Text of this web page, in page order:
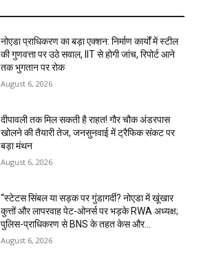
नोएडा प्राधिकरण का बड़ा एक्शन: निर्माण कार्यों में स्टील
की गुणवत्ता पर उठे सवाल, IIT से होगी जांच, रिपोर्ट आने
तक भुगतान पर रोक
August 6, 2026
दीपावली तक मिल सकती है राहत! गौर चौक अंडरपास
खोलने की तैयारी तेज, जनसुनवाई में ट्रैफिक संकट पर
बड़ा मंथन
August 6, 2026
“स्टेटस सिंबल या सड़क पर गुंडागर्दी? नोएडा में खूंखार
कुत्तों और लापरवाह पेट-ओनर्स पर भड़के RWA अध्यक्ष;
पुलिस-प्राधिकरण से BNS के तहत केस और...
August 6, 2026